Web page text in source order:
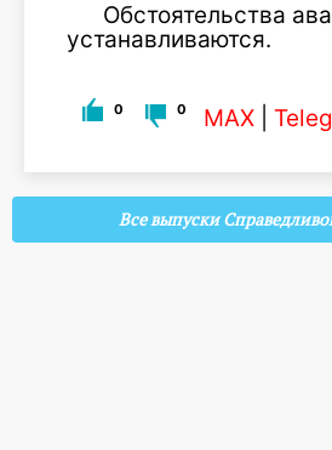
Обстоятельства
устанавливаются.
0 0 MAX
Все выпуски